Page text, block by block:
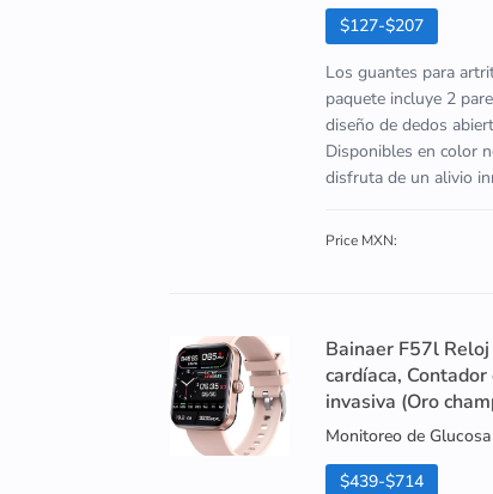
$127-$207
Los guantes para
paquete incluye 2
diseño de dedos
Disponibles en color
disfruta de un alivio
Price MXN:
Bainaer F57l
cardíaca,
invasiva (Oro
Monitoreo de Glucosa
$439-$714